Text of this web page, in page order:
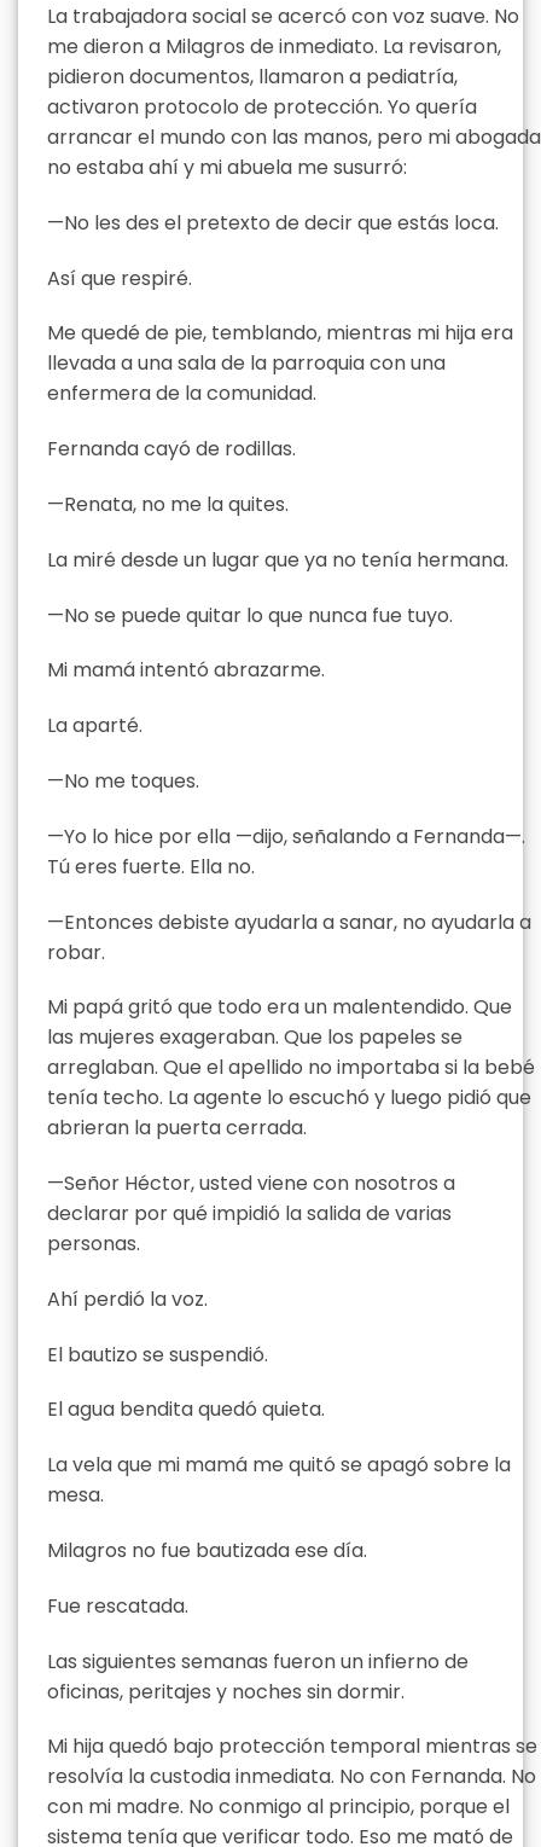
La trabajadora social se acercó con voz suave. No
me dieron a Milagros de inmediato. La revisaron,
pidieron documentos, llamaron a pediatría,
activaron protocolo de protección. Yo quería
arrancar el mundo con las manos, pero mi abogada
no estaba ahí y mi abuela me susurró:
—No les des el pretexto de decir que estás loca.
Así que respiré.
Me quedé de pie, temblando, mientras mi hija era
llevada a una sala de la parroquia con una
enfermera de la comunidad.
Fernanda cayó de rodillas.
—Renata, no me la quites.
La miré desde un lugar que ya no tenía hermana.
—No se puede quitar lo que nunca fue tuyo.
Mi mamá intentó abrazarme.
La aparté.
—No me toques.
—Yo lo hice por ella —dijo, señalando a Fernanda—.
Tú eres fuerte. Ella no.
—Entonces debiste ayudarla a sanar, no ayudarla a
robar.
Mi papá gritó que todo era un malentendido. Que
las mujeres exageraban. Que los papeles se
arreglaban. Que el apellido no importaba si la bebé
tenía techo. La agente lo escuchó y luego pidió que
abrieran la puerta cerrada.
—Señor Héctor, usted viene con nosotros a
declarar por qué impidió la salida de varias
personas.
Ahí perdió la voz.
El bautizo se suspendió.
El agua bendita quedó quieta.
La vela que mi mamá me quitó se apagó sobre la
mesa.
Milagros no fue bautizada ese día.
Fue rescatada.
Las siguientes semanas fueron un infierno de
oficinas, peritajes y noches sin dormir.
Mi hija quedó bajo protección temporal mientras se
resolvía la custodia inmediata. No con Fernanda. No
con mi madre. No conmigo al principio, porque el
sistema tenía que verificar todo. Eso me mató de